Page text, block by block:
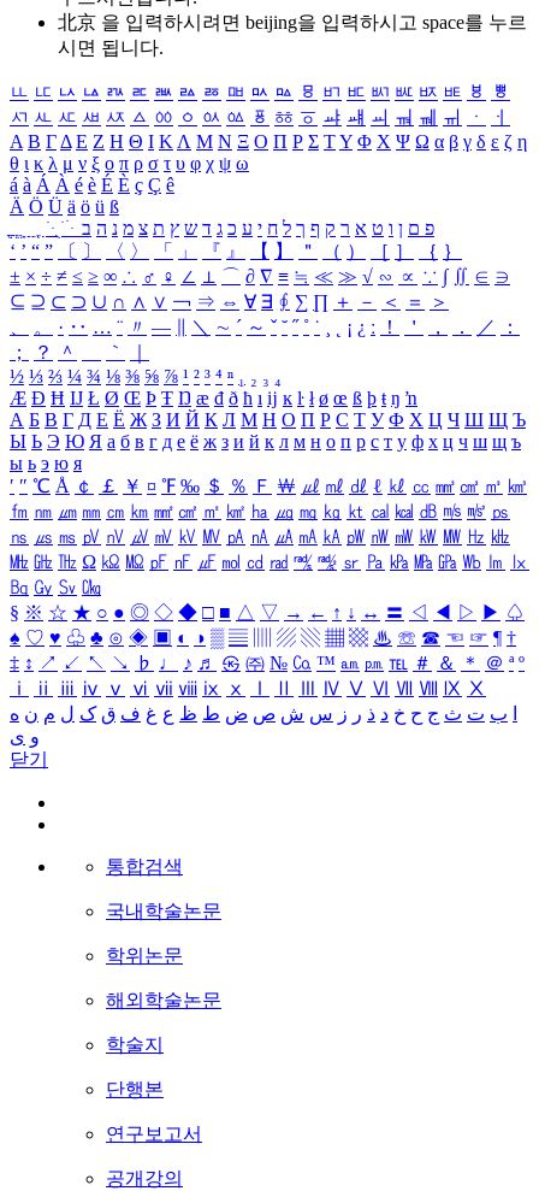
北京 을 입력하시려면 beijing을 입력하시고 space를 누르
시면 됩니다.
ㅥ ㅦ ㅧ ㅨ ㅩ ㅪ ㅫ ㅬ ㅭ ㅮ ㅯ ㅰ ㅱ ㅲ ㅳ ㅴ ㅵ ㅶ ㅷ ㅸ
ㅹ
ㅺ ㅻ ㅼ ㅽ ㅾ ㅿ ㆀ ㆁ ㆂ ㆃ ㆄ ㆅ ㆆ ㆇ ㆈ ㆉ ㆊ ㆋ ㆌ ㆍ
ㆎ
Α Β ΓΔ Ε Ζ Η Θ Ι ΚΛ Μ Ν Ξ Ο Π Ρ Σ ΤΥ Φ Χ Ψ Ω α β γ δ ε ζ η
θ ι κ λ μ ν ξ ο π ρ σ τ υ φ χ ψ ω
á à Á À é è É È ç Ç ê
Ä Ö Ü ä ö ü ß
ִֶֹ ֻּ ׁׂ פ ם ן ו ט א ר ק ף ך ל ח י ע כ ג ד ש ץ ת צ מ נ ה ב
‘ ’ “ ” 〔 〕 〈 〉 「 」 『 』 【 】 ＂ （ ） ［ ］ ｛ ｝
± × ÷ ≠ ≤ ≥ ∞ ∴ ♂ ♀ ∠ ⊥ ⌒ ∂ ∇ ≡ ≒ ≪ ≫ √ ∽ ∝ ∵ ∫ ∬ ∈ ∋
⊆ ⊇ ⊂ ⊃ ∪ ∩ ∧ ∨ ￢ ⇒ ⇔ ∀ ∃ ∮ ∑ ∏ ＋ － ＜ ＝
＞
、
。 · ‥ … ¨ 〃 ― ＼ ∼ ´ ～ ˇ ˘ ˝ ˚ ˙ ¸ ¡ ¿ ː ！ ＇ ， ． ／
：
；
？ ＾ ｀
½ ⅓ ⅔ ¼ ¾ ⅛ ⅜ ⅝ ⅞ ¹ ² ³ ⁴ ⁿ ₁ ₂ ₃ ₄
Æ Ð Ħ Ĳ Ł Ø Œ Þ Ŧ Ŋ æ đ ð ħ ı ĳ ĸ ŀ ł ø œ ß þ ŧ ŋ ŉ
А Б В Г Д Е Ё Ж З И Й К Л М Н О П Р С Т У Ф Х Ц Ч Ш Щ Ъ
Ы Ь Э Ю Я а б в г д е ё ж з и й к л м н о п р с т у ф х ц ч ш щ ъ
ы ь э ю я
′ ″ ℃ Å ￠ ￡ ￥ ¤ ℉ ‰ ＄ ％ Ｆ ￦ ㎕ ㎖ ㎗ ℓ ㎘ ㏄ ㎣ ㎤ ㎥ ㎦
㎙ ㎚ ㎛ ㎜ ㎝ ㎞ ㎟ ㎠ ㎡ ㎢ ㏊ ㎍ ㎎ ㎏ ㏏ ㎈ ㎉ ㏈ ㎧ ㎨ ㎰
㎱ ㎲ ㎳ ㎴ ㎵ ㎶ ㎷ ㎸ ㎹ ㎀ ㎁ ㎂ ㎃ ㎄ ㎺ ㎻ ㎽ ㎾ ㎿ ㎐ ㎑
㎒ ㎓ ㎔ Ω ㏀ ㏁ ㎊ ㎋ ㎌ ㏖ ㏅ ㎭ ㎮ ㎯ ㏛ ㎩ ㎪ ㎫ ㎬ ㏝ ㏐
㏓
㏃ ㏉ ㏜ ㏆
§ ※ ☆ ★ ○ ● ◎ ◇ ◆ □ ■ △ ▽ → ← ↑ ↓ ↔ 〓 ◁ ◀ ▷ ▶ ♤
♠ ♡ ♥ ♧ ♣ ⊙ ◈ ▣ ◐ ◑ ▒ ▤ ▨ ▧ ▦ ▩ ♨ ☏ ☎ ☜ ☞ ¶ †
‡ ↕ ↗ ↙ ↖ ↘ ♭ ♩ ♪ ♬ ㉿ ㈜ № ㏇ ™ ㏂ ㏘ ℡ ＃ ＆ ＊ ＠ ª º
ⅰ
ⅱ ⅲ ⅳ ⅴ ⅵ ⅶ ⅷ ⅸ ⅹ Ⅳ Ⅴ Ⅵ Ⅶ Ⅷ Ⅸ Ⅹ
ب ت ث ج ح خ د ذ ر ز س ش ص ض ط ظ ع غ ف ق ک ل م ن ه
و ی
닫기
통합검색
국내학술논문
학위논문
해외학술논문
학술지
단행본
연구보고서
공개강의